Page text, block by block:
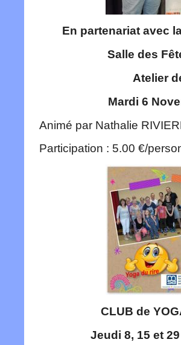
En partenariat avec
Salle des
Atelier
Mardi 6
Animé par Nathalie
Participation : 5.00 €/
CLUB de
Jeudi 8, 15 et